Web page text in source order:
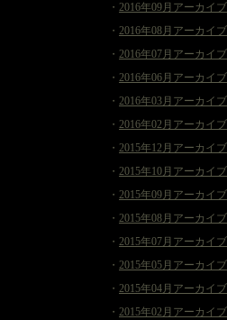
・ 2016年09月アーカイブ
・ 2016年08月アーカイブ
・ 2016年07月アーカイブ
・ 2016年06月アーカイブ
・ 2016年03月アーカイブ
・ 2016年02月アーカイブ
・ 2015年12月アーカイブ
・ 2015年10月アーカイブ
・ 2015年09月アーカイブ
・ 2015年08月アーカイブ
・ 2015年07月アーカイブ
・ 2015年05月アーカイブ
・ 2015年04月アーカイブ
・ 2015年02月アーカイブ